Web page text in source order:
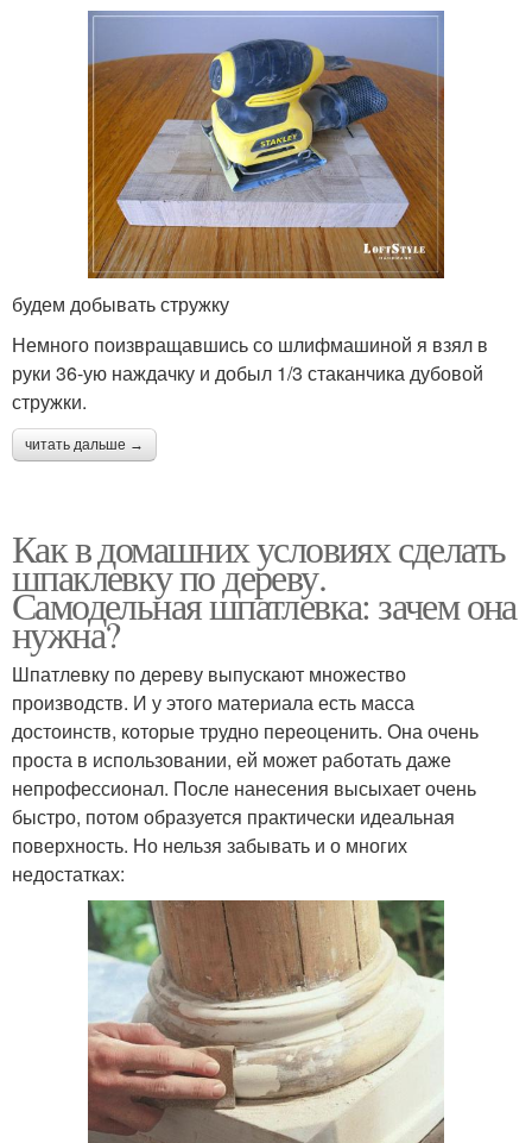
будем добывать стружку
Немного поизвращавшись со шлифмашиной я взял в
руки 36-ую наждачку и добыл 1/3 стаканчика дубовой
стружки.
читать дальше →
Как в домашних условиях сделать
шпаклевку по дереву.
Самодельная шпатлевка: зачем она
нужна?
Шпатлевку по дереву выпускают множество
производств. И у этого материала есть масса
достоинств, которые трудно переоценить. Она очень
проста в использовании, ей может работать даже
непрофессионал. После нанесения высыхает очень
быстро, потом образуется практически идеальная
поверхность. Но нельзя забывать и о многих
недостатках: